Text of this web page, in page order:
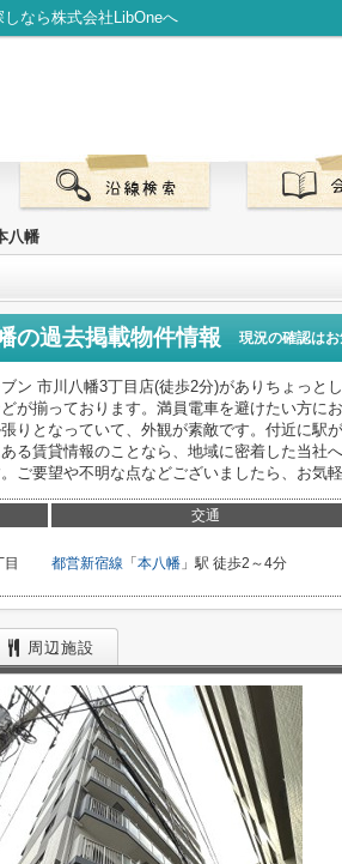
なら株式会社LibOneへ
八幡
の過去掲載物件情報 現況の確認はお
ン 市川八幡3丁目店(徒歩2分)がありちょっと
が揃っております。満員電車を避けたい方に
りとなっていて、外観が素敵です。付近に駅
る賃貸情報のことなら、地域に密着した当社
ご要望や不明な点などございましたら、お気軽
交通
目 都営新宿線 「 本八幡 」駅 徒歩2～4分
周辺施設